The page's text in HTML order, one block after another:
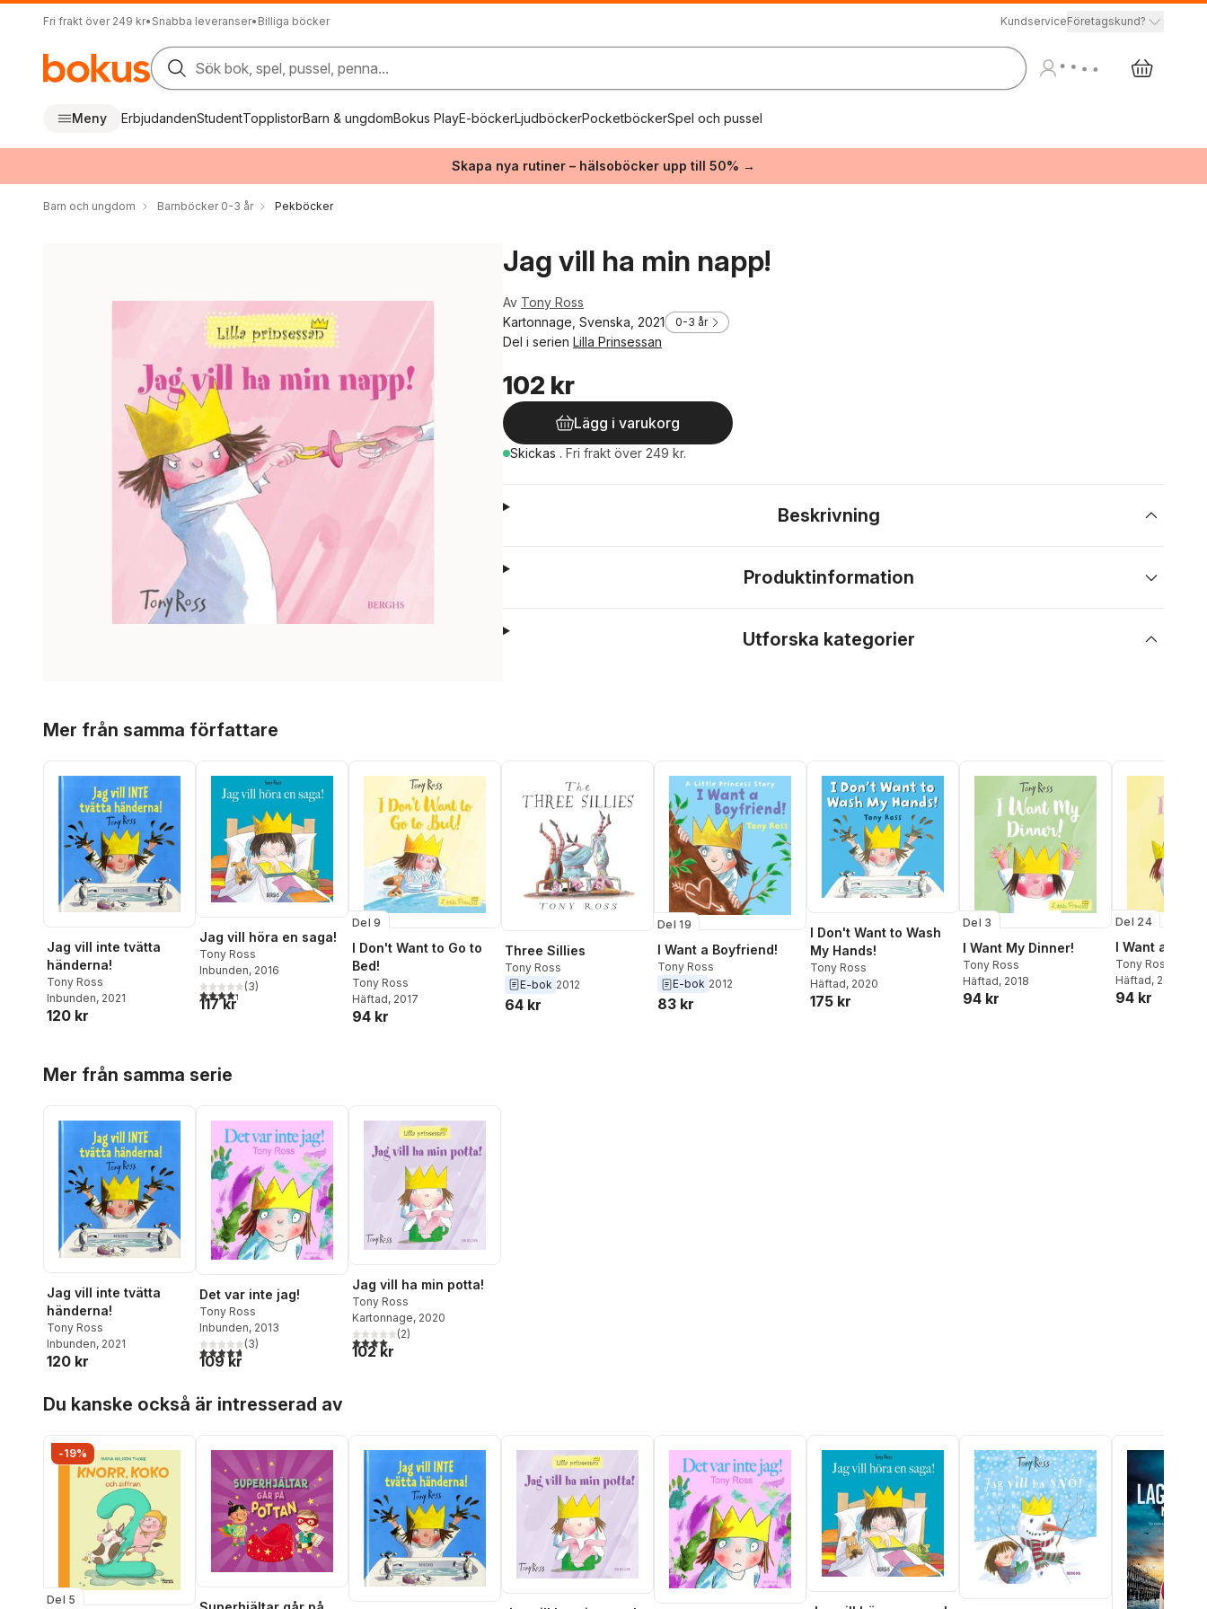
Fri frakt över 249 kr• Snabba leveranser• Billiga böcker KundserviceFöretagskund?
Sök bok, spel, pussel, penna...
Meny ErbjudandenStudentTopplistorBarn & ungdomBokus PlayE-böckerLjudböckerPocketböckerSpel och pussel
Skapa nya rutiner – hälsoböcker upp till 50% →
Barn och ungdom Barnböcker 0-3 år Pekböcker
Jag vill ha min napp!
Av Tony Ross
Kartonnage, Svenska, 2021
0-3 år
Del i serien Lilla Prinsessan
102 kr
Lägg i varukorg
Skickas . Fri frakt över 249 kr.
Beskrivning
Produktinformation
Utforska kategorier
Mer från samma författare
Jag vill inte tvätta
händerna!
Tony Ross
Inbunden, 2021
120 kr
Jag vill höra en saga!
Tony Ross
Inbunden, 2016
4,3utav 5 stjärnor. Totalt antal röster:
(3)
117 kr
Del 9
I Don't Want to Go to
Bed!
Tony Ross
Häftad, 2017
94 kr
Three Sillies
Tony Ross
E-bok 2012
64 kr
Del 19
I Want a Boyfriend!
Tony Ross
E-bok 2012
83 kr
I Don't Want to Wash
My Hands!
Tony Ross
Häftad, 2020
175 kr
Del 3
I Want My Dinner!
Tony Ross
Häftad, 2018
94 kr
Del 24
I Want a
Tony Ross
Häftad, 2020
94 kr
Mer från samma serie
Jag vill inte tvätta
händerna!
Tony Ross
Inbunden, 2021
120 kr
Det var inte jag!
Tony Ross
Inbunden, 2013
4,7utav 5 stjärnor. Totalt antal röster:
(3)
109 kr
Jag vill ha min potta!
Tony Ross
Kartonnage, 2020
4,0utav 5 stjärnor. Totalt antal röster:
(2)
102 kr
Du kanske också är intresserad av
-19%
Del 5